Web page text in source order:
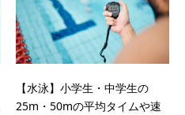
【水泳】小学生・中学生の
25m・50mの平均タイムや速